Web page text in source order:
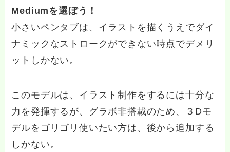
Mediumを選ぼう！
小さいペンタブは、イラストを描くうえでダイ
ナミックなストロークができない時点でデメリ
ットしかない。
このモデルは、イラスト制作をするには十分な
力を発揮するが、グラボ非搭載のため、３Dモ
デルをゴリゴリ使いたい方は、後から追加する
しかない。